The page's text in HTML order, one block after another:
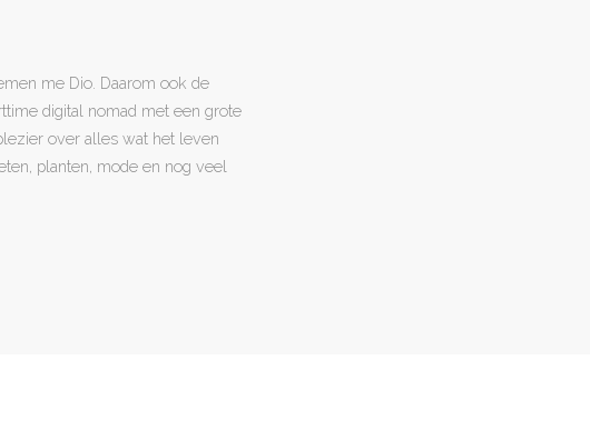
me Dio. Daarom ook de
digital nomad met een grote
over alles wat het leven
planten, mode en nog veel